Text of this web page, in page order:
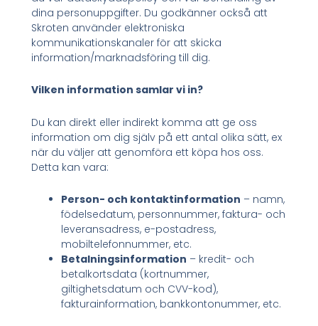
dina personuppgifter. Du godkänner också att
Skroten använder elektroniska
kommunikationskanaler för att skicka
information/marknadsföring till dig.
Vilken information samlar vi in?
Du kan direkt eller indirekt komma att ge oss
information om dig själv på ett antal olika sätt, ex
när du väljer att genomföra ett köpa hos oss.
Detta kan vara:
Person- och kontaktinformation – namn,
födelsedatum, personnummer, faktura- och
leveransadress, e-postadress,
mobiltelefonnummer, etc.
Betalningsinformation – kredit- och
betalkortsdata (kortnummer,
giltighetsdatum och CVV-kod),
fakturainformation, bankkontonummer, etc.